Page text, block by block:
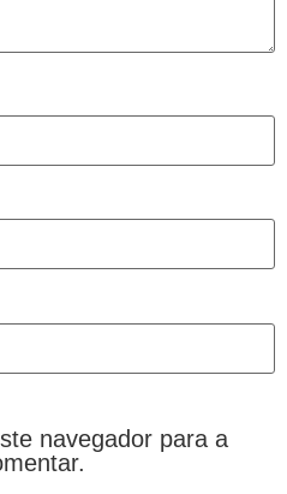
navegador para a